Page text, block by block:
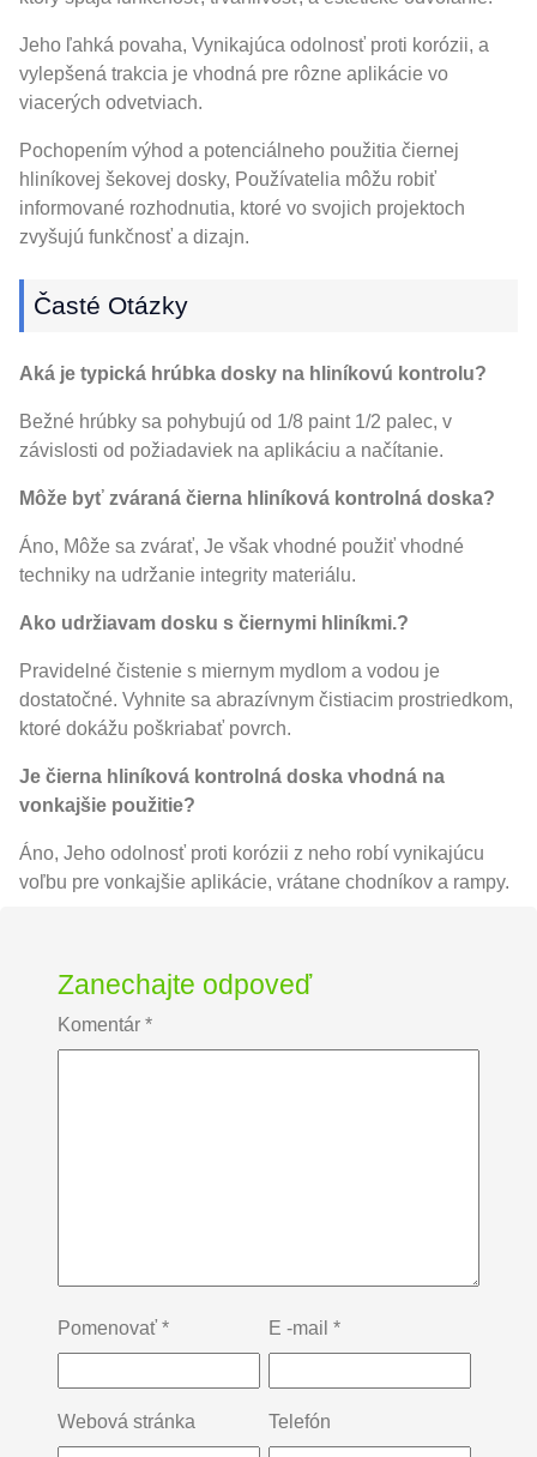
Jeho ľahká povaha, Vynikajúca odolnosť proti korózii, a
vylepšená trakcia je vhodná pre rôzne aplikácie vo
viacerých odvetviach.
Pochopením výhod a potenciálneho použitia čiernej
hliníkovej šekovej dosky, Používatelia môžu robiť
informované rozhodnutia, ktoré vo svojich projektoch
zvyšujú funkčnosť a dizajn.
Časté Otázky
Aká je typická hrúbka dosky na hliníkovú kontrolu?
Bežné hrúbky sa pohybujú od 1/8 paint 1/2 palec, v
závislosti od požiadaviek na aplikáciu a načítanie.
Môže byť zváraná čierna hliníková kontrolná doska?
Áno, Môže sa zvárať, Je však vhodné použiť vhodné
techniky na udržanie integrity materiálu.
Ako udržiavam dosku s čiernymi hliníkmi.?
Pravidelné čistenie s miernym mydlom a vodou je
dostatočné. Vyhnite sa abrazívnym čistiacim prostriedkom,
ktoré dokážu poškriabať povrch.
Je čierna hliníková kontrolná doska vhodná na
vonkajšie použitie?
Áno, Jeho odolnosť proti korózii z neho robí vynikajúcu
voľbu pre vonkajšie aplikácie, vrátane chodníkov a rampy.
Zanechajte odpoveď
Komentár *
Pomenovať * E -mail *
Webová stránka Telefón